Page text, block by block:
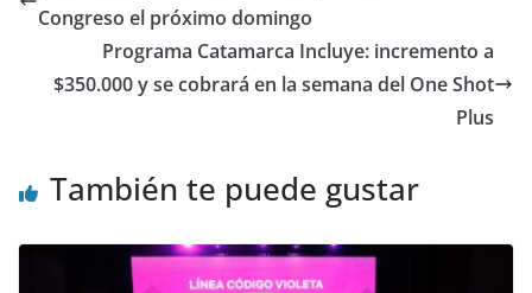
Congreso el próximo domingo
Programa Catamarca Incluye: incremento a
$350.000 y se cobrará en la semana del One Shot
Plus
También te puede gustar